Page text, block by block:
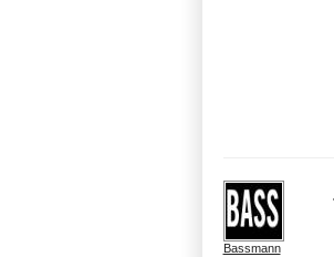
Bassmann